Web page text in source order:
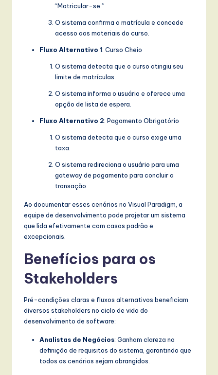
“Matricular-se.”
O sistema confirma a matrícula e concede
acesso aos materiais do curso.
Fluxo Alternativo 1: Curso Cheio
O sistema detecta que o curso atingiu seu
limite de matrículas.
O sistema informa o usuário e oferece uma
opção de lista de espera.
Fluxo Alternativo 2: Pagamento Obrigatório
O sistema detecta que o curso exige uma
taxa.
O sistema redireciona o usuário para uma
gateway de pagamento para concluir a
transação.
Ao documentar esses cenários no Visual Paradigm, a
equipe de desenvolvimento pode projetar um sistema
que lida efetivamente com casos padrão e
excepcionais.
Benefícios para os
Stakeholders
Pré-condições claras e fluxos alternativos beneficiam
diversos stakeholders no ciclo de vida do
desenvolvimento de software:
Analistas de Negócios: Ganham clareza na
definição de requisitos do sistema, garantindo que
todos os cenários sejam abrangidos.